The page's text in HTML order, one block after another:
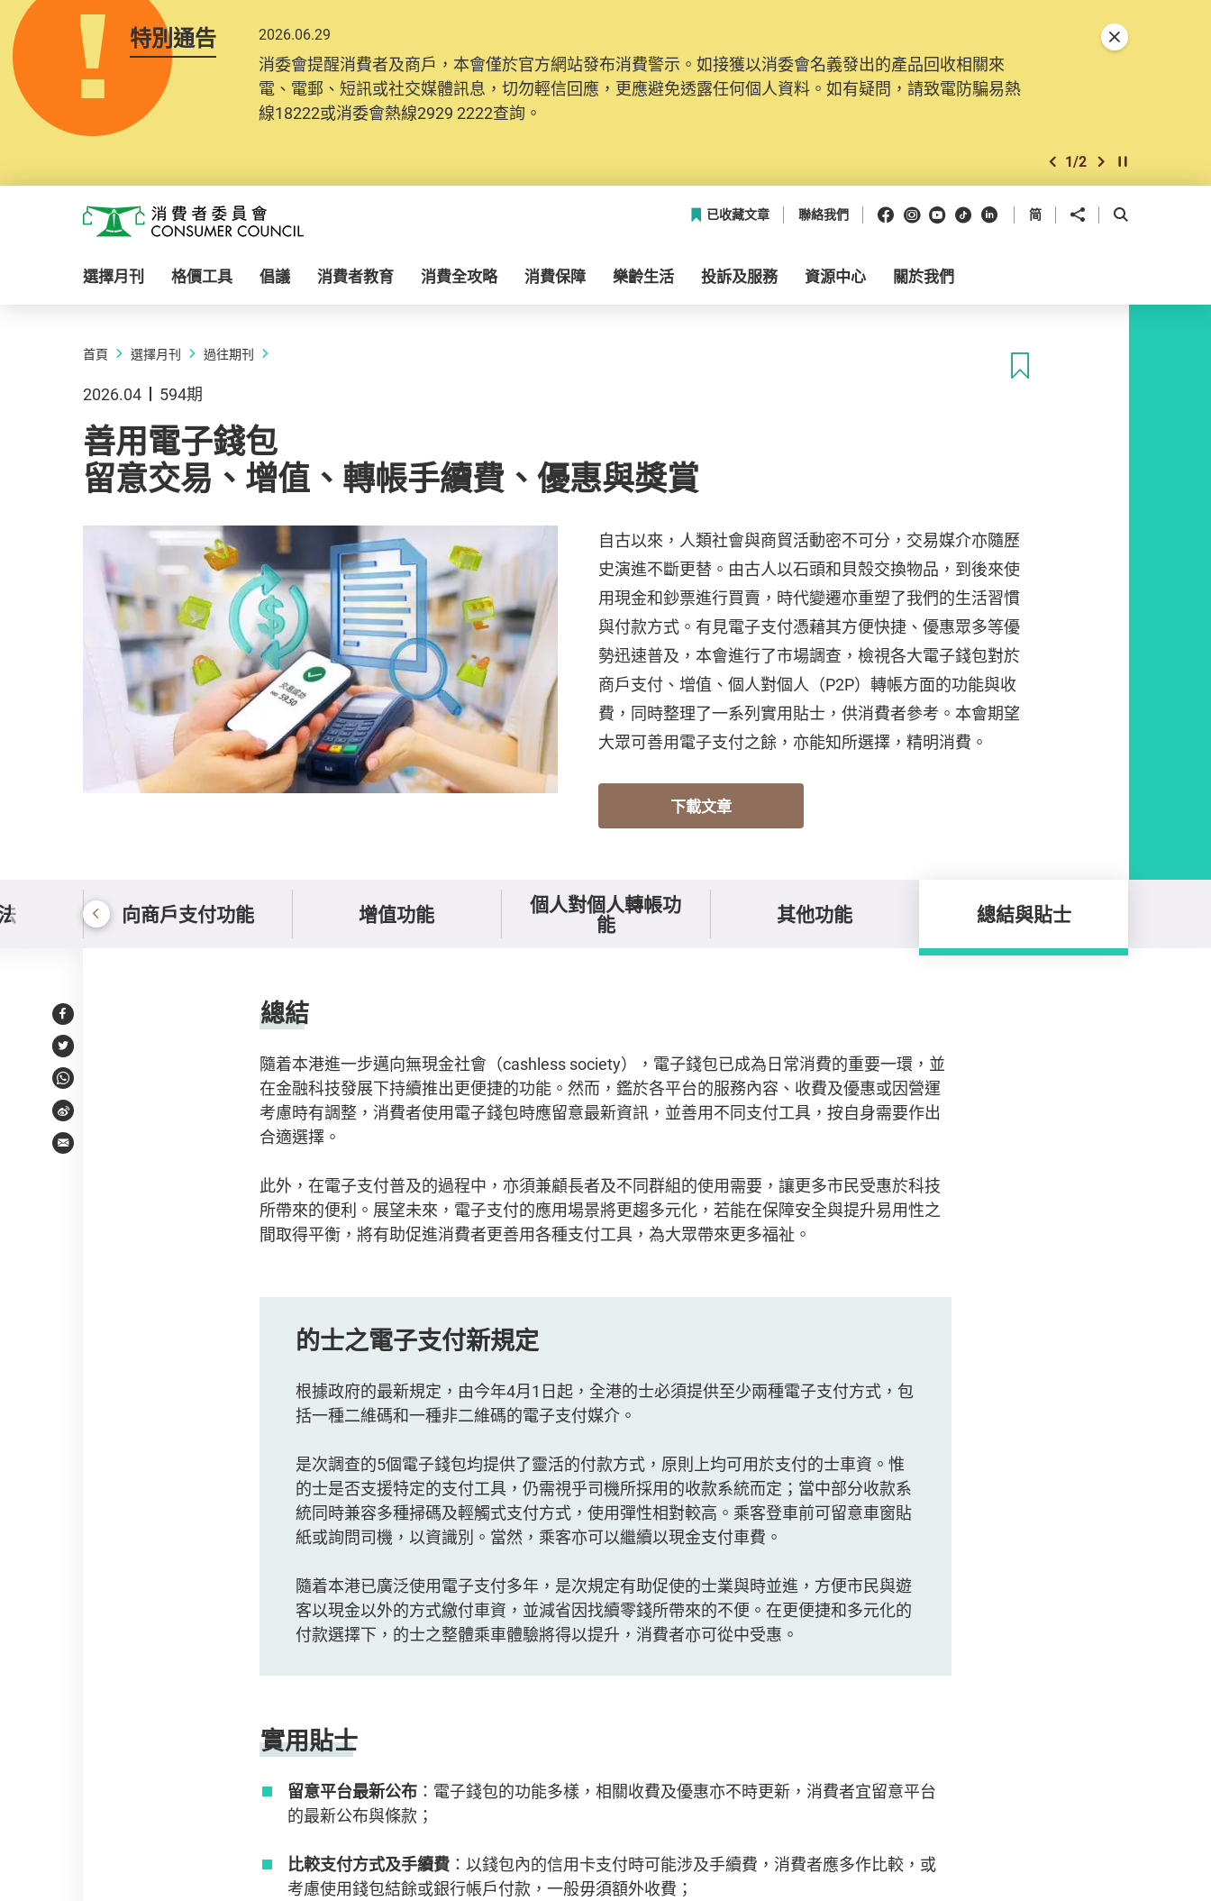
特別通告 2026.06.29
消委會提醒消費者及商戶，本會僅於官方網站發布消費警示。如接獲以消委會名義發出的產品回收相關來
電、電郵、短訊或社交媒體訊息，切勿輕信回應，更應避免透露任何個人資料。如有疑問，請致電防騙易熱
線18222或消委會熱線2929 2222查詢。
上一個
1/2 下一個開始/暫停幻燈
關閉特別通告
消費者委員會
已收藏文章 聯絡我們 Facebook
Instagram
Youtube
抖音領英 简 分享到 開啟搜尋框
選擇月刊 格價工具 倡議 消費者教育 消費全攻略 消費保障 樂齡生活 投訴及服務 資源中心 關於我們
首頁 選擇月刊 過往期刊
2026.04 594期
善用電子錢包
留意交易、增值、轉帳手續費、優惠與獎賞
自古以來，人類社會與商貿活動密不可分，交易媒介亦隨歷
史演進不斷更替。由古人以石頭和貝殼交換物品，到後來使
用現金和鈔票進行買賣，時代變遷亦重塑了我們的生活習慣
與付款方式。有見電子支付憑藉其方便快捷、優惠眾多等優
勢迅速普及，本會進行了市場調查，檢視各大電子錢包對於
商戶支付、增值、個人對個人（P2P）轉帳方面的功能與收
費，同時整理了一系列實用貼士，供消費者參考。本會期望
大眾可善用電子支付之餘，亦能知所選擇，精明消費。
下載文章
向商戶支付功能 增值功能 個人對個人轉帳功
能 其他功能 總結與貼士
Facebook
Twitter
WhatsApp
Weibo
Email
總結
隨着本港進一步邁向無現金社會（cashless society），電子錢包已成為日常消費的重要一環，並
在金融科技發展下持續推出更便捷的功能。然而，鑑於各平台的服務內容、收費及優惠或因營運
考慮時有調整，消費者使用電子錢包時應留意最新資訊，並善用不同支付工具，按自身需要作出
合適選擇。
此外，在電子支付普及的過程中，亦須兼顧長者及不同群組的使用需要，讓更多市民受惠於科技
所帶來的便利。展望未來，電子支付的應用場景將更趨多元化，若能在保障安全與提升易用性之
間取得平衡，將有助促進消費者更善用各種支付工具，為大眾帶來更多福祉。
的士之電子支付新規定
根據政府的最新規定，由今年4月1日起，全港的士必須提供至少兩種電子支付方式，包
括一種二維碼和一種非二維碼的電子支付媒介。
是次調查的5個電子錢包均提供了靈活的付款方式，原則上均可用於支付的士車資。惟
的士是否支援特定的支付工具，仍需視乎司機所採用的收款系統而定；當中部分收款系
統同時兼容多種掃碼及輕觸式支付方式，使用彈性相對較高。乘客登車前可留意車窗貼
紙或詢問司機，以資識別。當然，乘客亦可以繼續以現金支付車費。
隨着本港已廣泛使用電子支付多年，是次規定有助促使的士業與時並進，方便市民與遊
客以現金以外的方式繳付車資，並減省因找續零錢所帶來的不便。在更便捷和多元化的
付款選擇下，的士之整體乘車體驗將得以提升，消費者亦可從中受惠。
實用貼士
留意平台最新公布 ：電子錢包的功能多樣，相關收費及優惠亦不時更新，消費者宜留意平台
的最新公布與條款；
比較支付方式及手續費 ：以錢包內的信用卡支付時可能涉及手續費，消費者應多作比較，或
考慮使用錢包結餘或銀行帳戶付款，一般毋須額外收費；